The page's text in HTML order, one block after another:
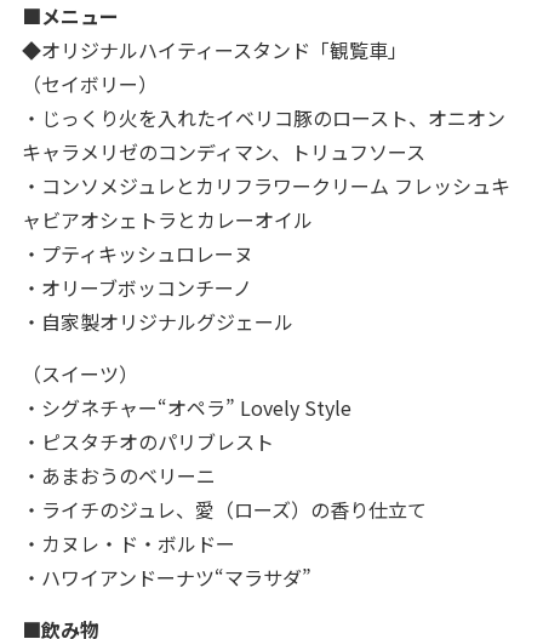
■メニュー
◆オリジナルハイティースタンド「観覧車」
（セイボリー）
・じっくり火を入れたイベリコ豚のロースト、オニオン
キャラメリゼのコンディマン、トリュフソース
・コンソメジュレとカリフラワークリーム フレッシュキ
ャビアオシェトラとカレーオイル
・プティキッシュロレーヌ
・オリーブボッコンチーノ
・自家製オリジナルグジェール
（スイーツ）
・シグネチャー“オペラ” Lovely Style
・ピスタチオのパリブレスト
・あまおうのベリーニ
・ライチのジュレ、愛（ローズ）の香り仕立て
・カヌレ・ド・ボルドー
・ハワイアンドーナツ“マラサダ”
■飲み物